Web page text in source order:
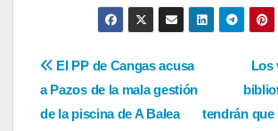
Navegación
de
Los
tendrán que
El PP de Cangas acusa
a Pazos de la mala gestión
de la piscina de A Balea